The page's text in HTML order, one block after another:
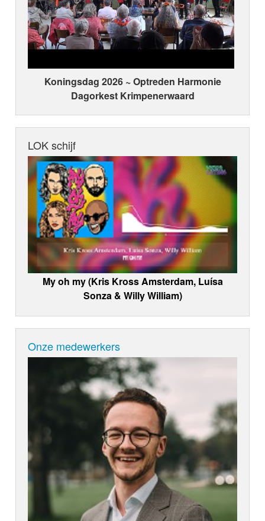
Koningsdag 2026 ~ Optreden Harmonie
Dagorkest Krimpenerwaard
LOK schijf
My oh my (Kris Kross Amsterdam, Luísa
Sonza & Willy William)
Onze medewerkers